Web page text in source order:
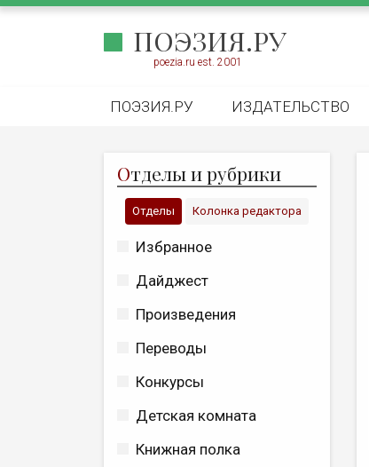
ПОЭЗИЯ.РУ
poezia.ru est. 2001
ПОЭЗИЯ.РУ ИЗДАТЕЛЬСТВО
Отделы и рубрики
Отделы Колонка редактора
Избранное
Дайджест
Произведения
Переводы
Конкурсы
Детская комната
Книжная полка